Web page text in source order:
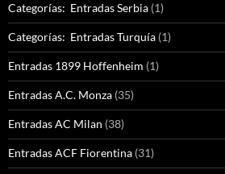
Categorías: Entradas Serbia (1)
Categorías: Entradas Turquía (1)
Entradas 1899 Hoffenheim (1)
Entradas A.C. Monza (35)
Entradas AC Milan (38)
Entradas ACF Fiorentina (31)